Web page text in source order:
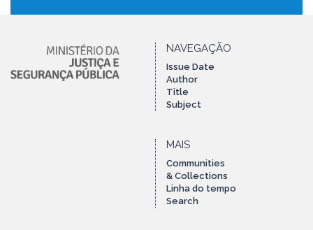
NAVEGAÇÃO
Issue Date
Author
Title
Subject
MAIS
Communities
& Collections
Linha do tempo
Search